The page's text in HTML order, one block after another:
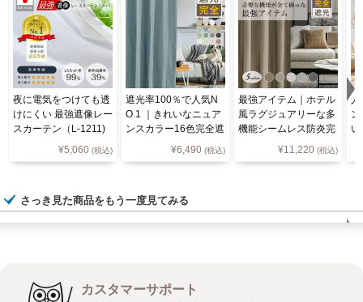
夜に電気をつけても透
けにくい 最強遮像レー
スカーテン（L-1211)
¥5,060 (税込)
遮光率100％で人気N
O.1 ｜きれいなニュア
ンスカラー16色完全遮
光カーテン Ｄ-1546
¥6,490 (税込)
最強アイテム｜ホテル
風ラグジュアリーな多
機能シームレス防炎完
全遮光カーテンD-180
¥11,220 (税込)
ン
さっき見た商品をもう一度見てみる
カスタマーサポート